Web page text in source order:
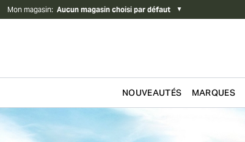
Mon magasin: Aucun magasin choisi par défaut ▼
NOUVEAUTÉS MARQUES
Passer au contenu